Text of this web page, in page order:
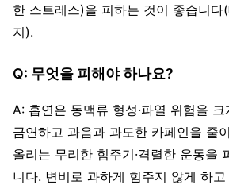
한 스트레스)을 피하는 것이 좋습니다
지).
Q: 무엇을 피해야 하나요?
A: 흡연은 동맥류 형성·파열 위험을
금연하고 과음과 과도한 카페인을 줄
올리는 무리한 힘주기·격렬한 운동을
니다. 변비로 과하게 힘주지 않게 하